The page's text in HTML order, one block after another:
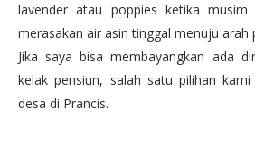
lavender atau poppies ketika
merasakan air asin tinggal menuju arah
Jika saya bisa membayangkan ada
kelak pensiun, salah satu pilihan
desa di Prancis.